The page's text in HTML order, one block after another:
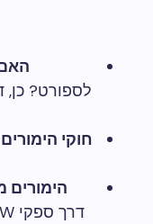
האם
לספורט?
חוקי
הימורים